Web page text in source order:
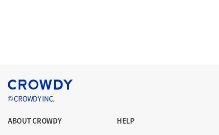
© CROWDY INC.
ABOUT CROWDY HELP